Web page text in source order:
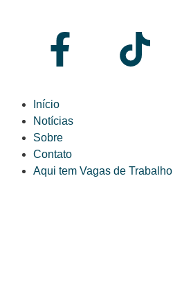
Início
Notícias
Sobre
Contato
Aqui tem Vagas de Trabalho